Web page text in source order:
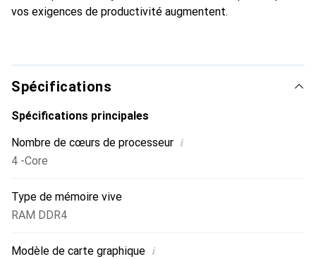
vos exigences de productivité augmentent.
Spécifications
Spécifications principales
Nombre de cœurs de processeur i
4 -Core
Type de mémoire vive
RAM DDR4
Modèle de carte graphique i